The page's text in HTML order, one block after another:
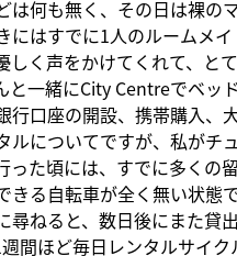
は何も無く、その日は裸の
はすでに1人のルームメ
く声をかけてくれて、と
と一緒にCity Centreでベッ
行口座の開設、携帯購入、
についてですが、私がチ
た頃には、すでに多くの
きる自転車が全く無い状態
ねると、数日後にまた貸
間ほど毎日レンタルサイ